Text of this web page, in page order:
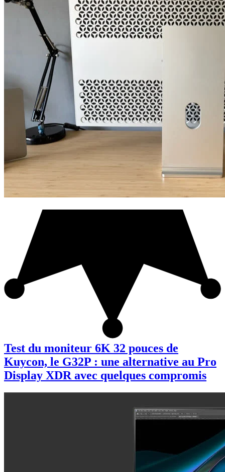
Test du moniteur 6K 32 pouces de
Kuycon, le G32P : une alternative au Pro
Display XDR avec quelques compromis